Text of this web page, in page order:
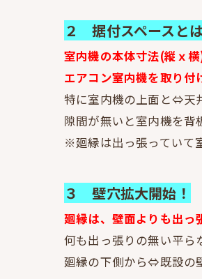
２ 据付スペースと
室内機の本体寸法(縦ｘ
エアコン室内機を取り付
特に室内機の上面と⇔天
隙間が無いと室内機を背
※廻縁は出っ張っていて
３ 壁穴拡大開始！
廻縁は、壁面よりも出っ
何も出っ張りの無い平ら
廻縁の下側から⇔既設の